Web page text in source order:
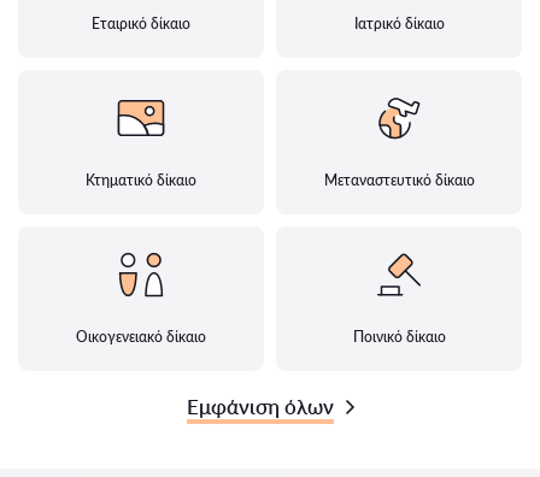
Εταιρικό δίκαιο Ιατρικό δίκαιο
Κτηματικό δίκαιο Μεταναστευτικό δίκαιο
Οικογενειακό δίκαιο Ποινικό δίκαιο
Εμφάνιση όλων